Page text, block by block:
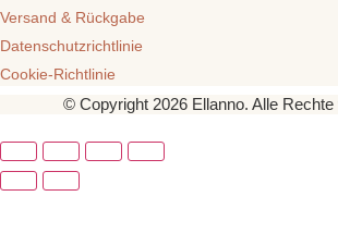
Versand & Rückgabe
Datenschutzrichtlinie
Cookie-Richtlinie
© Copyright 2026 Ellanno. Alle Rechte